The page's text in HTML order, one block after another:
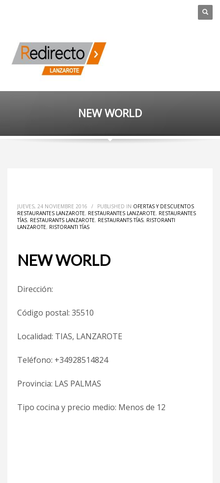
NEW WORLD
JUEVES, 24 NOVIEMBRE 2016 / PUBLISHED IN OFERTAS Y DESCUENTOS
RESTAURANTES LANZAROTE, RESTAURANTES LANZAROTE, RESTAURANTES
TÍAS, RESTAURANTS LANZAROTE, RESTAURANTS TÍAS, RISTORANTI
LANZAROTE, RISTORANTI TÍAS
NEW WORLD
Dirección:
Código postal: 35510
Localidad: TIAS, LANZAROTE
Teléfono: +34928514824
Provincia: LAS PALMAS
Tipo cocina y precio medio: Menos de 12 